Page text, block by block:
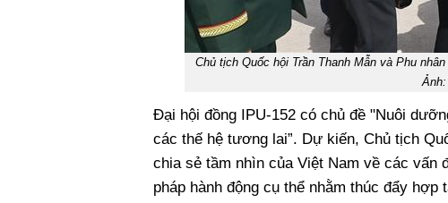
Chủ tịch Quốc hội Trần Thanh Mẫn và Phu
Đại hội đồng IPU-152 có chủ đề "Nuôi
các thế hệ tương lai”. Dự kiến, Chủ tịch
chia sẻ tầm nhìn của Việt Nam về các vấn
pháp hành động cụ thể nhằm thúc đẩy